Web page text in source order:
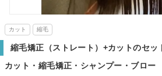
カット 縮毛
縮毛矯正（ストレート）+カットのセ
カット・縮毛矯正・シャンプー・ブロ